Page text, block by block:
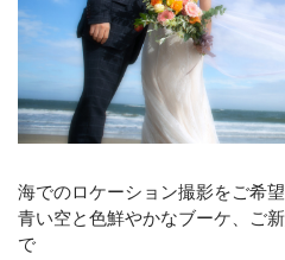
海でのロケーション撮影をご希
青い空と色鮮やかなブーケ、ご
で